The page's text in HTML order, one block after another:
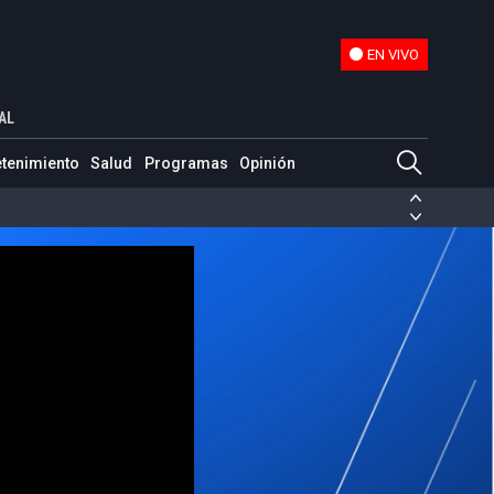
EN VIVO
Salud Programas Opinión
de las FARC